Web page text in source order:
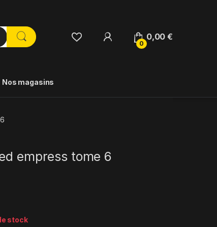
0
0,00€
Nos magasins
empress tome 6
stock